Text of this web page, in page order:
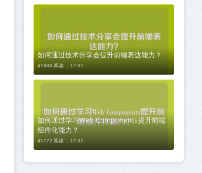
如何通过技术分享会提升前端表达能力？
41833 阅读 ， 12-31
如何通过学习Web Components提升前端
组件化能力？
41772 阅读 ， 12-31